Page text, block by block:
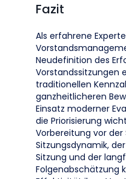
Fazit
Als erfahrene
Neudefinition des
Vorstandssitzungen
traditionellen
ganzheitlicheren
Einsatz moderner
die Priorisierung
Vorbereitung vor der
Sitzungsdynamik,
Sitzung und der
Folgenabschätzung